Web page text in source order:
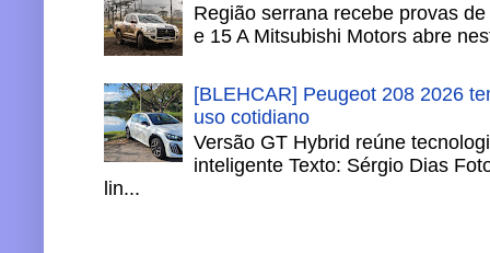
Região serrana recebe provas
e 15 A Mitsubishi Motors abre
[BLEHCAR] Peugeot 208 2026
uso cotidiano
Versão GT Hybrid reúne
inteligente Texto: Sérgio Dias
lin...